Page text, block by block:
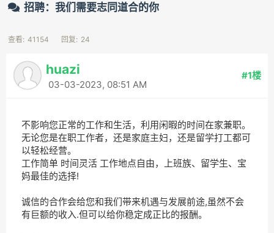
招聘：我们需要志同道合的你
查看: 41154 回复: 24
huazi
03-03-2023, 08:51 AM
#1楼
不影响您正常的工作和生活，利用闲暇的时间在家兼职。
无论您是在职工作者，还是家庭主妇，还是留学打工都可
以轻松经营。
工作简单 时间灵活 工作地点自由，上班族、留学生、宝
妈最佳的选择!
诚信的合作会给您和我们带来机遇与发展前途,虽然不会
有巨额的收入.但可以给你稳定成正比的报酬。